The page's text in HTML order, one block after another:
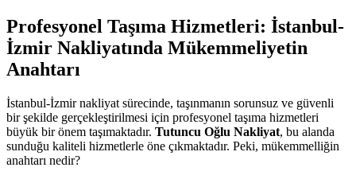
Profesyonel Taşıma Hizmetleri: İstanbul-
İzmir Nakliyatında Mükemmeliyetin
Anahtarı
İstanbul-İzmir nakliyat sürecinde, taşınmanın sorunsuz ve güvenli
bir şekilde gerçekleştirilmesi için profesyonel taşıma hizmetleri
büyük bir önem taşımaktadır. Tutuncu Oğlu Nakliyat, bu alanda
sunduğu kaliteli hizmetlerle öne çıkmaktadır. Peki, mükemmelliğin
anahtarı nedir?